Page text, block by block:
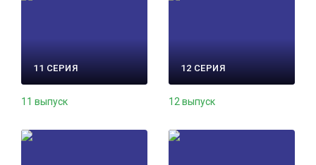
11 СЕРИЯ
11 выпуск
12 СЕРИЯ
12 выпуск